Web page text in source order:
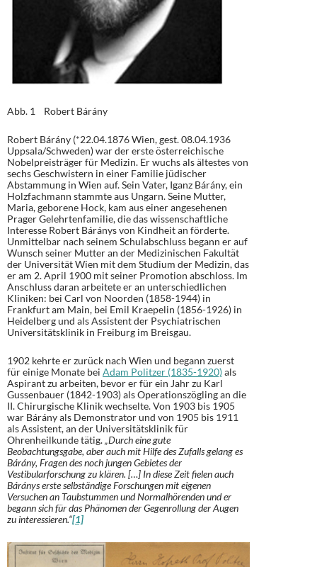
Abb. 1 Robert Bárány
Robert Bárány (*22.04.1876 Wien, gest. 08.04.1936
Uppsala/Schweden) war der erste österreichische
Nobelpreisträger für Medizin. Er wuchs als ältestes von
sechs Geschwistern in einer Familie jüdischer
Abstammung in Wien auf. Sein Vater, Iganz Bárány, ein
Holzfachmann stammte aus Ungarn. Seine Mutter,
Maria, geborene Hock, kam aus einer angesehenen
Prager Gelehrtenfamilie, die das wissenschaftliche
Interesse Robert Báránys von Kindheit an förderte.
Unmittelbar nach seinem Schulabschluss begann er auf
Wunsch seiner Mutter an der Medizinischen Fakultät
der Universität Wien mit dem Studium der Medizin, das
er am 2. April 1900 mit seiner Promotion abschloss. Im
Anschluss daran arbeitete er an unterschiedlichen
Kliniken: bei Carl von Noorden (1858-1944) in
Frankfurt am Main, bei Emil Kraepelin (1856-1926) in
Heidelberg und als Assistent der Psychiatrischen
Universitätsklinik in Freiburg im Breisgau.
1902 kehrte er zurück nach Wien und begann zuerst
für einige Monate bei Adam Politzer (1835-1920)als
Aspirant zu arbeiten, bevor er für ein Jahr zu Karl
Gussenbauer (1842-1903) als Operationszögling an die
II. Chirurgische Klinik wechselte. Von 1903 bis 1905
war Bárány als Demonstrator und von 1905 bis 1911
als Assistent, an der Universitätsklinik für
Ohrenheilkunde tätig.„Durch eine gute
Beobachtungsgabe, aber auch mit Hilfe des Zufalls gelang es
Bárány, Fragen des noch jungen Gebietes der
Vestibularforschung zu klären. […] In diese Zeit fielen auch
Báránys erste selbständige Forschungen mit eigenen
Versuchen an Taubstummen und Normalhörenden und er
begann sich für das Phänomen der Gegenrollung der Augen
zu interessieren.“[1]